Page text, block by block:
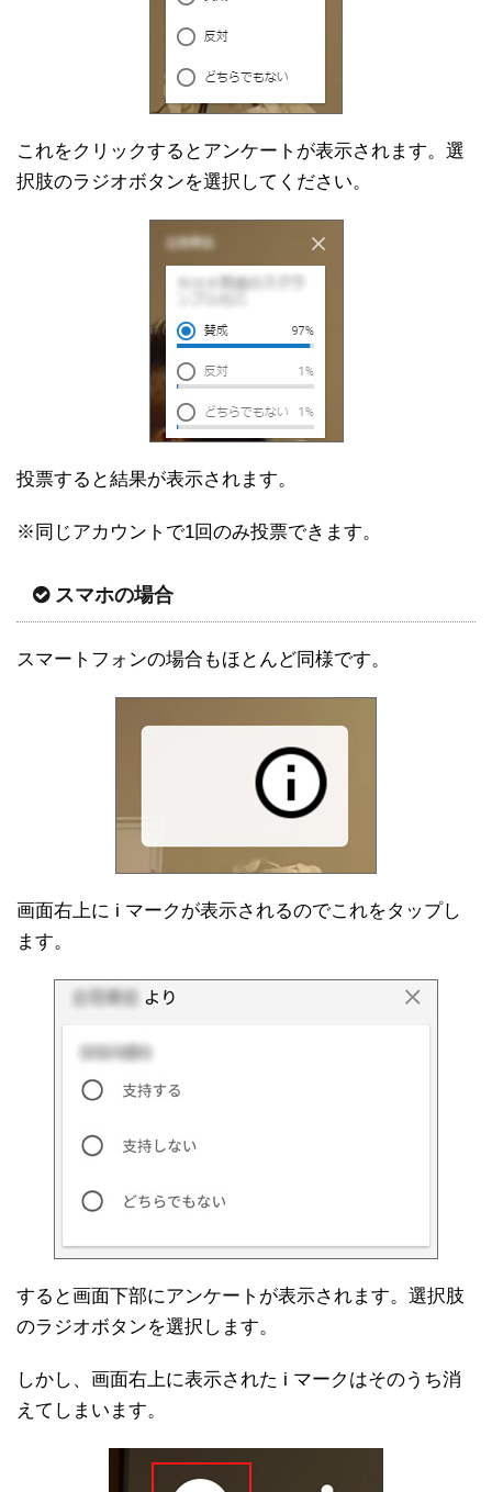
これをクリックするとアンケートが表示されます。選
択肢のラジオボタンを選択してください。
投票すると結果が表示されます。
※同じアカウントで1回のみ投票できます。
スマホの場合
スマートフォンの場合もほとんど同様です。
画面右上に i マークが表示されるのでこれをタップし
ます。
すると画面下部にアンケートが表示されます。選択肢
のラジオボタンを選択します。
しかし、画面右上に表示された i マークはそのうち消
えてしまいます。